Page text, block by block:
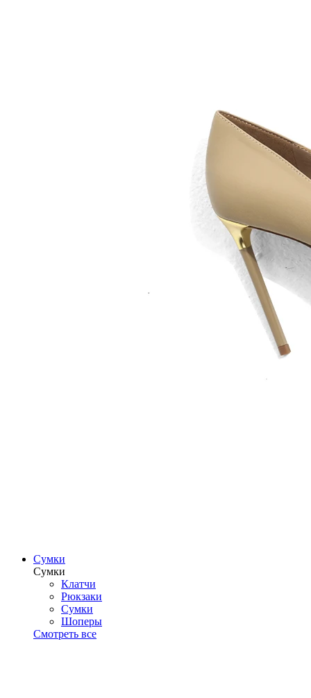
Сумки
Сумки
Клатчи
Рюкзаки
Сумки
Шоперы
Смотреть все